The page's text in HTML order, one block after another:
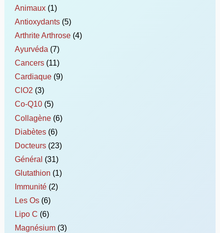
Animaux (1)
Antioxydants (5)
Arthrite Arthrose (4)
Ayurvéda (7)
Cancers (11)
Cardiaque (9)
ClO2 (3)
Co-Q10 (5)
Collagène (6)
Diabètes (6)
Docteurs (23)
Général (31)
Glutathion (1)
Immunité (2)
Les Os (6)
Lipo C (6)
Magnésium (3)